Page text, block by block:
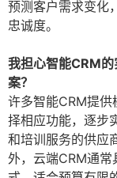
预测客户需求变化
忠诚度。
我担心智能CRM
案？
许多智能CRM提
择相应功能，逐步
和培训服务的供应
外，云端CRM通